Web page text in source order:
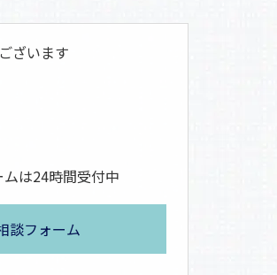
ざいます
は24時間受付中
談フォーム